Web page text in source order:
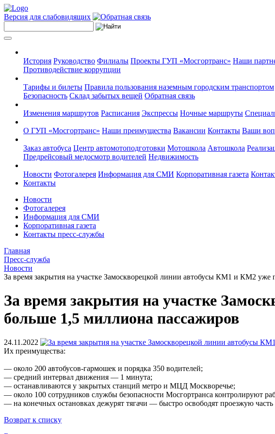
Версия для слабовидящих
История Руководство Филиалы Проекты ГУП «Мосгортранс» Наши
Противодействие коррупции
Тарифы и билеты Правила пользования наземным городским транспортом
Безопасность Склад забытых вещей Обратная связь
Изменения маршрутов Расписания Экспрессы Ночные маршруты
О ГУП «Мосгортранс» Наши преимущества Вакансии Контакты Ваши
Заказ автобуса Центр автомотоподготовки Мотошкола Автошкола
Предрейсовый медосмотр водителей Недвижимость
Новости Фотогалерея Информация для СМИ Корпоративная газета
Контакты
Новости
Фотогалерея
Информация для СМИ
Корпоративная газета
Контакты пресс-службы
Главная
Пресс-служба
Новости
За время закрытия на участке Замоскворецкой линии автобусы КМ1 и КМ2 уже
За время закрытия на участке
больше 1,5 миллиона пассажиров
24.11.2022
Их преимущества:
— около 200 автобусов-гармошек и порядка 350 водителей;
— средний интервал движения — 1 минута;
— останавливаются у закрытых станций метро и МЦД Москворечье;
— около 100 сотрудников службы безопасности Мосгортранса контролируют
— на конечных остановках дежурят тягачи — быстро освободят проезжую
Возврат к списку